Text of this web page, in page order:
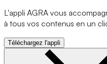
L'appli AGRA vous
à tous vos contenus en un
Téléchargez l'appli